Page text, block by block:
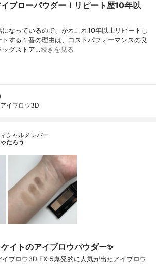
ブローパウダー！リピート歴10年以
なっているので、かれこれ10年以上リピートし
する１番の理由は、コストパフォーマンスの良
ッグストア…続きを見る
イブロウ3D
シャルメンバー
たろう
イトのアイブロウパウダー✨
ブロウ3D EX-5爆発的に人気が出たアイブロウ